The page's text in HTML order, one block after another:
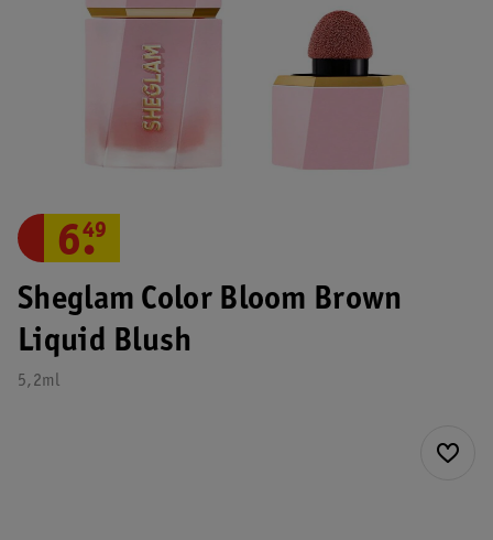
Sheglam Color Bloom Brown
Liquid Blush
5,2ml
6.
49